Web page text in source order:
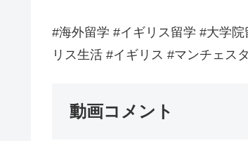
#海外留学 #イギリス留学 #大学
リス生活 #イギリス #マンチェス
動画コメント